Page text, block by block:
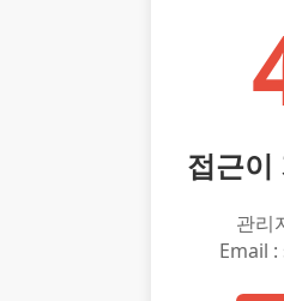
접근이
관리
Email